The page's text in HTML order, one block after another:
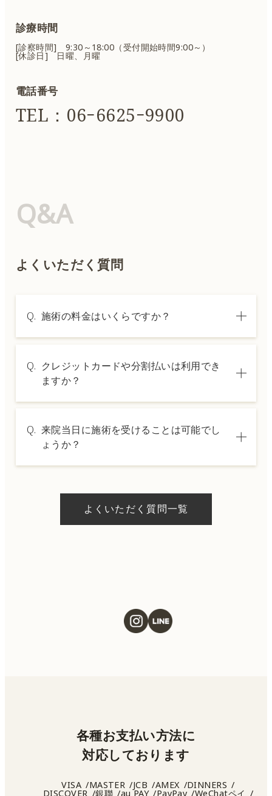
診療時間
[診察時間] 9:30～18:00（受付開始時間9:00～）
[休診日] 日曜、月曜
電話番号
TEL：06ｰ6625ｰ9900
Q&A
よくいただく質問
Q. 施術の料金はいくらですか？
は料金表ページをご確認いただくか、カウン
セリングでご案内いたします。
Q. クレジットカードや分割払いは利用でき
ますか？
した分割払いも可能です。詳細は受付スタッ
フにお問い合わせください。
Q. 来院当日に施術を受けることは可能でし
ょうか？
ただける施術もございます。当日の施術をご
希望の場合は、ご予約の際にお気軽にご相談
よくいただく質問一覧
各種お支払い方法に
対応しております
VISA MASTER JCB AMEX DINNERS
DISCOVER 銀聯 au PAY PayPay WeChatペイ